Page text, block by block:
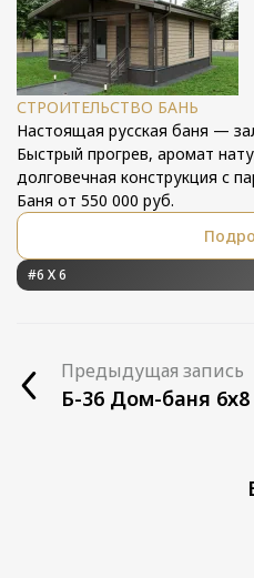
СТРОИТЕЛЬСТВО БАНЬ
Настоящая русская баня —
Быстрый прогрев, аромат
долговечная конструкция с
Баня от 550 000 руб.
#6 Х 6
Предыдущая запись
Б-36 Дом-баня 6х8